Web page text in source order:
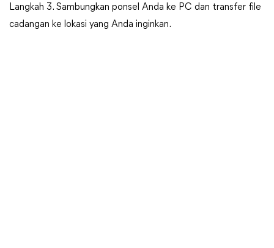
Langkah 3. Sambungkan ponsel Anda ke PC dan transfer file
cadangan ke lokasi yang Anda inginkan.